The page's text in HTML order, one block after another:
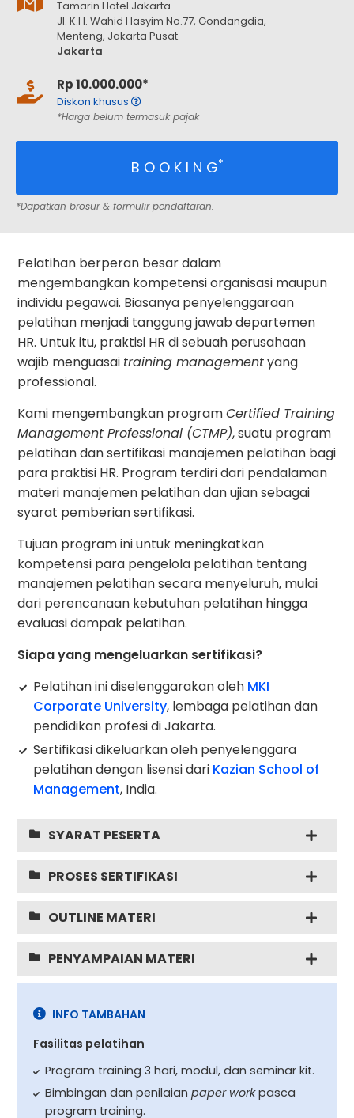
Tamarin Hotel Jakarta
Jl. K.H. Wahid Hasyim No.77, Gondangdia,
Menteng, Jakarta Pusat.
Jakarta
Rp 10.000.000*
Diskon khusus
*Harga belum termasuk pajak
B O O K I N G*
*Dapatkan brosur & formulir pendaftaran.
Pelatihan berperan besar dalam
mengembangkan kompetensi organisasi maupun
individu pegawai. Biasanya penyelenggaraan
pelatihan menjadi tanggung jawab departemen
HR. Untuk itu, praktisi HR di sebuah perusahaan
wajib menguasai training managementyang
professional.
Kami mengembangkan programCertified Training
Management Professional (CTMP), suatu program
pelatihan dan sertifikasi manajemen pelatihan bagi
para praktisi HR. Program terdiri dari pendalaman
materi manajemen pelatihan dan ujian sebagai
syarat pemberian sertifikasi.
Tujuan program ini untuk meningkatkan
kompetensi para pengelola pelatihan tentang
manajemen pelatihan secara menyeluruh, mulai
dari perencanaan kebutuhan pelatihan hingga
evaluasi dampak pelatihan.
Siapa yang mengeluarkan sertifikasi?
Pelatihan ini diselenggarakan oleh MKI
Corporate University, lembaga pelatihan dan
pendidikan profesi di Jakarta.
Sertifikasi dikeluarkan oleh penyelenggara
pelatihan dengan lisensi dari Kazian School of
Management, India.
SYARAT PESERTA
PROSES SERTIFIKASI
OUTLINE MATERI
PENYAMPAIAN MATERI
INFO TAMBAHAN
Fasilitas pelatihan
Program training 3 hari, modul, dan seminar kit.
Bimbingan dan penilaianpaper workpasca
program training.